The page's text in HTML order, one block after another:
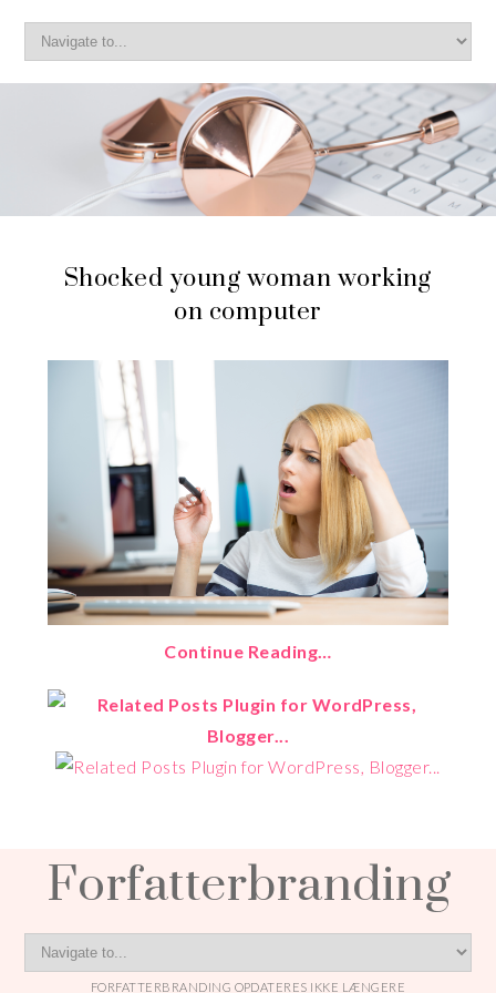
Shocked young woman working
on computer
Continue Reading…
Forfatterbranding
FORFATTERBRANDING OPDATERES IKKE LÆNGERE